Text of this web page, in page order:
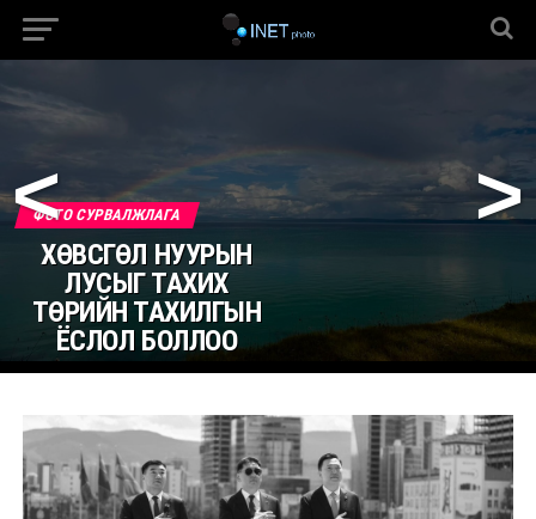
< >
ФОТО СУРВАЛЖЛАГА
ХӨВСГӨЛ НУУРЫН
ЛУСЫГ ТАХИХ
ТӨРИЙН ТАХИЛГЫН
ЁСЛОЛ БОЛЛОО